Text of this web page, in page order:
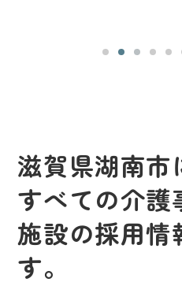
滋賀県湖南市
すべての介護
施設の採用情
す。